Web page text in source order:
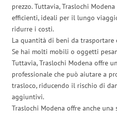
prezzo. Tuttavia, Traslochi
efficienti, ideali per il lungo
ridurre i costi.
La quantità di beni da
Se hai molti mobili o oggetti
Tuttavia, Traslochi Modena offre
professionale che può aiutare a
trasloco, riducendo il rischio di
aggiuntivi.
Traslochi Modena offre anche